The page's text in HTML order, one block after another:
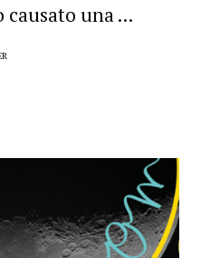
una ...